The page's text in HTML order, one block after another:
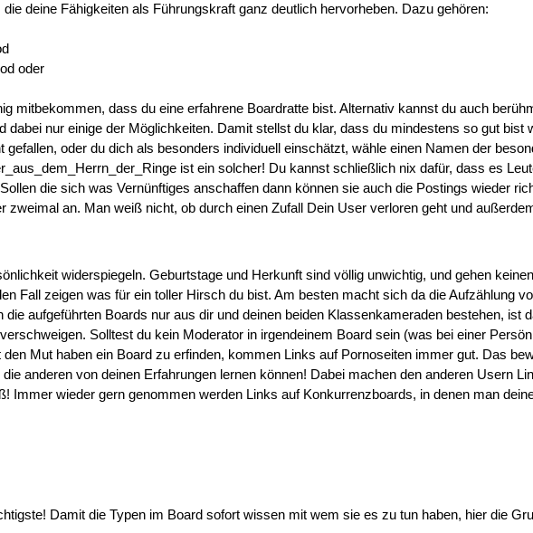
deine Fähigkeiten als Führungskraft ganz deutlich hervorheben. Dazu gehören:
oder
mitbekommen, dass du eine erfahrene Boardratte bist. Alternativ kannst du auch
dabei nur einige der Möglichkeiten. Damit stellst du klar, dass du mindestens so gut bist
gefallen, oder du dich als besonders individuell einschätzt, wähle einen Namen der
ist ein solcher! Du kannst schließlich nix dafür, dass es
die sich was Vernünftiges anschaffen dann können sie auch die Postings wieder
zweimal an. Man weiß nicht, ob durch einen Zufall Dein User verloren geht und
widerspiegeln. Geburtstage und Herkunft sind völlig unwichtig, und gehen
Fall zeigen was für ein toller Hirsch du bist. Am besten macht sich da die Aufzählung
aufgeführten Boards nur aus dir und deinen beiden Klassenkameraden bestehen, ist
Solltest du kein Moderator in irgendeinem Board sein (was bei einer
Mut haben ein Board zu erfinden, kommen Links auf Pornoseiten immer gut. Das
anderen von deinen Erfahrungen lernen können! Dabei machen den anderen Usern
Immer wieder gern genommen werden Links auf Konkurrenzboards, in denen man
Damit die Typen im Board sofort wissen mit wem sie es zu tun haben, hier die